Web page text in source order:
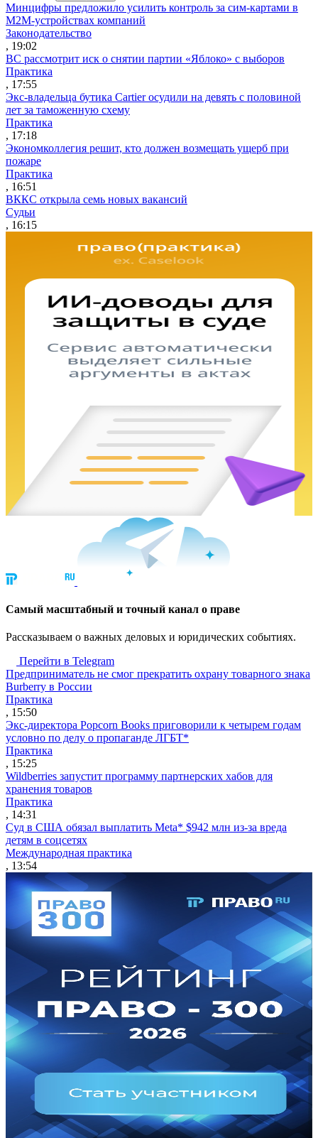
Минцифры предложило усилить контроль за сим-картами в
M2M-устройствах компаний
Законодательство
, 19:02
ВС рассмотрит иск о снятии партии «Яблоко» с выборов
Практика
, 17:55
Экс-владельца бутика Cartier осудили на девять с половиной
лет за таможенную схему
Практика
, 17:18
Экономколлегия решит, кто должен возмещать ущерб при
пожаре
Практика
, 16:51
ВККС открыла семь новых вакансий
Судьи
, 16:15
Cамый масштабный и точный канал о праве
Рассказываем о важных деловых и юридических событиях.
Перейти в Telegram
Предприниматель не смог прекратить охрану товарного знака
Burberry в России
Практика
, 15:50
Экс-директора Popcorn Books приговорили к четырем годам
условно по делу о пропаганде ЛГБТ*
Практика
, 15:25
Wildberries запустит программу партнерских хабов для
хранения товаров
Практика
, 14:31
Суд в США обязал выплатить Meta* $942 млн из-за вреда
детям в соцсетях
Международная практика
, 13:54